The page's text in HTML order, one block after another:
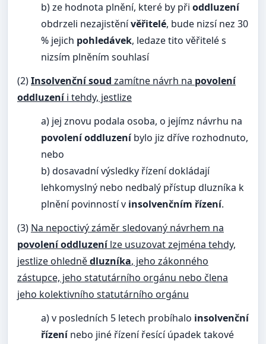
b) ze hodnota plnění, které by při oddluzení
obdrzeli nezajistěnívěřitelé, bude nizsí nez 30
% jejich pohledávek, ledaze tito věřitelé s
nizsím plněním souhlasí
(2)Insolvenční soud zamítne návrh na povolení
oddluzeníi tehdy, jestlize
a) jej znovu podala osoba, o jejímz návrhu na
povolení oddluzeníbylo jiz dříve rozhodnuto,
nebo
b) dosavadní výsledky řízení dokládají
lehkomyslný nebo nedbalý přístup dluzníka k
plnění povinností v insolvenčním řízení.
(3) Na nepoctivý záměr sledovaný návrhem na
povolení oddluzenílze usuzovat zejména tehdy,
jestlize ohlednědluzníka, jeho zákonného
zástupce, jeho statutárního orgánu nebo člena
jeho kolektivního statutárního orgánu
a) v posledních 5 letech probíhalo insolvenční
řízenínebo jiné řízení řesící úpadek takové